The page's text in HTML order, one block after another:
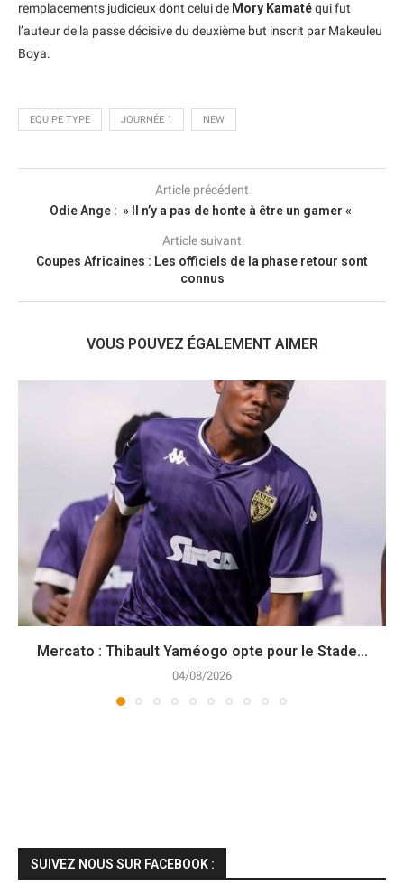
remplacements judicieux dont celui de Mory Kamatéqui fut
l’auteur de la passe décisive du deuxième but inscrit par Makeuleu
Boya.
EQUIPE TYPE JOURNÉE 1 NEW
Article précédent
Odie Ange : » Il n’y a pas de honte à être un gamer «
Article suivant
Coupes Africaines : Les officiels de la phase retour sont
connus
VOUS POUVEZ ÉGALEMENT AIMER
Mercato : Thibault Yaméogo opte pour le Stade...
04/08/2026
SUIVEZ NOUS SUR FACEBOOK :